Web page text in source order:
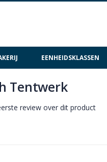
EENHEIDSKLASSEN
Tentwerk
review over dit product